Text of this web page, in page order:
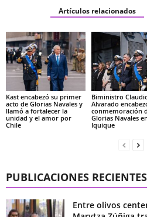
Artículos relacionados
Kast encabezó su primer
acto de Glorias Navales y
llamó a fortalecer la
unidad y el amor por
Chile
Biministro
Alvarado
conmemoración
Glorias Navales
Iquique
PUBLICACIONES RECIENTES
Entre olivos